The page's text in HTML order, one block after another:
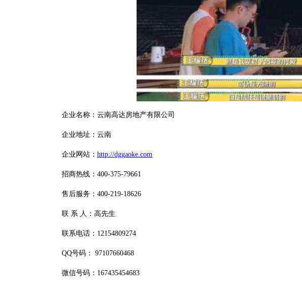
企业名称：云南高达房地产有限公司
企业地址：云南
企业网站： http://dggaoke.com
招商热线：400-375-79661
售后服务：400-219-18626
联 系 人：高先生
联系电话：12154809274
QQ号码： 97107660468
微信号码：167435454683